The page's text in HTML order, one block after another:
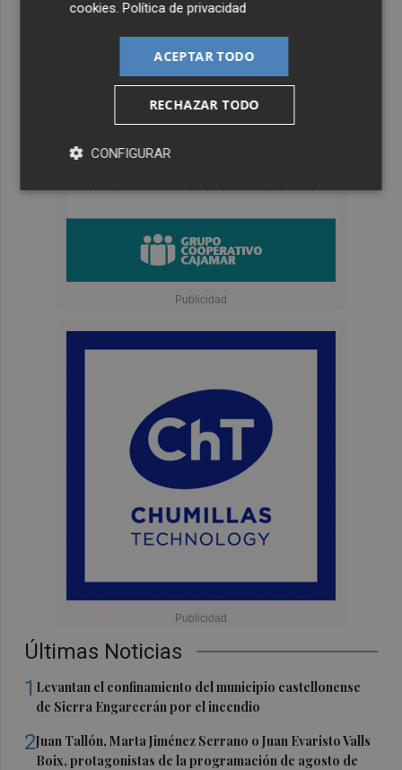
Últimas Noticias
1 Levantan el confinamiento del municipio castellonense
de Sierra Engarcerán por el incendio
2Juan Tallón, Marta Jiménez Serrano o Juan Evaristo Valls
Boix, protagonistas de la programación de agosto de
cookies.Política de privacidad
ACEPTAR TODO
RECHAZAR TODO
CONFIGURAR